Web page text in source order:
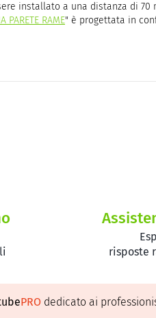
installato a una distanza di
PARETE RAME" è progettata in
risposte
PRO dedicato ai